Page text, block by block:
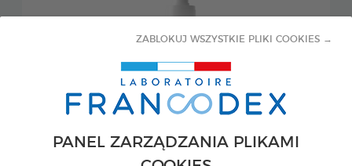
PANEL ZARZĄDZANIA PLIKAMI
ZABLOKUJ WSZYSTKIE PLIKI COOKIES →